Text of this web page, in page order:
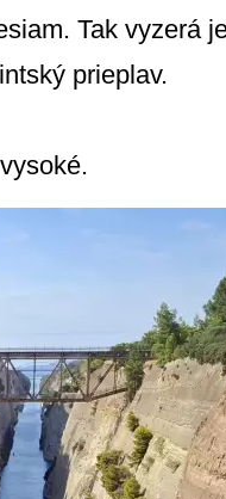
Tak vyzerá
prieplav.